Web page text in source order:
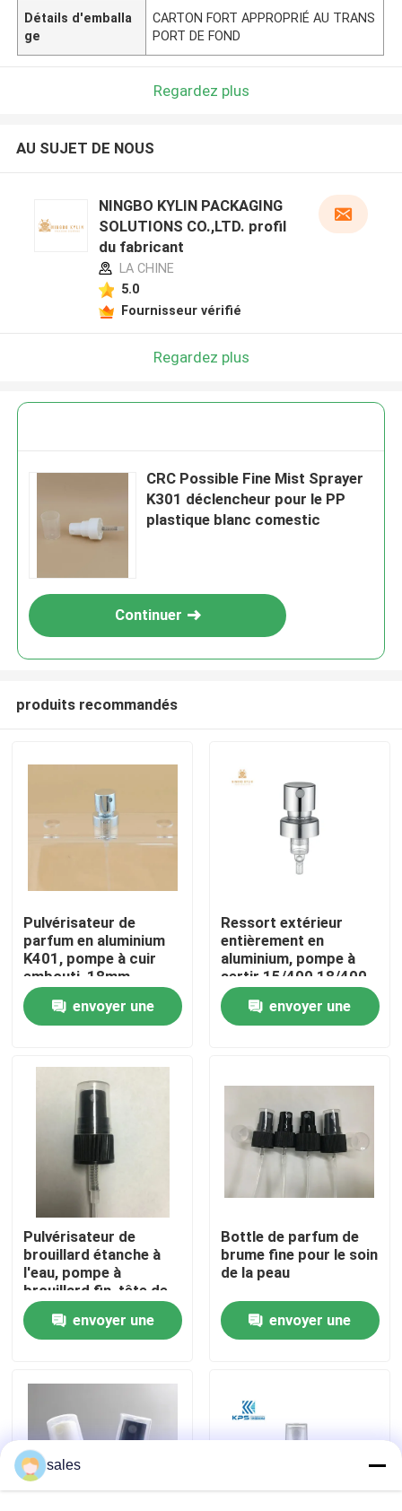
À la maison
À propos de nous
Visite de l'usine
Contrôle de qualité
Nous contacter
Nouvelles
Les affaires
Pulvérisateur de pompe de parfum
Détails d'emballa
ge
CARTON FORT APPROPRIÉ AU TRANS
PORT DE FOND
Regardez plus
AU SUJET DE NOUS
NINGBO KYLIN PACKAGING
SOLUTIONS CO.,LTD. profil
du fabricant
LA CHINE
5.0
Fournisseur vérifié
Regardez plus
CRC Possible Fine Mist Sprayer
K301 déclencheur pour le PP
plastique blanc comestic
Continuer
produits recommandés
Pulvérisateur de
parfum en aluminium
K401, pompe à cuir
embouti, 18mm,
20mm, brume fine
envoyer une
Ressort extérieur
entièrement en
aluminium, pompe à
sertir 15/400 18/400
20/400 K403
envoyer une
Pulvérisateur de
brouillard étanche à
l'eau, pompe à
brouillard fin, tête de
pulvérisateur
polyvalente,
réutilisable K304
envoyer une
Bottle de parfum de
brume fine pour le soin
de la peau
envoyer une
sales